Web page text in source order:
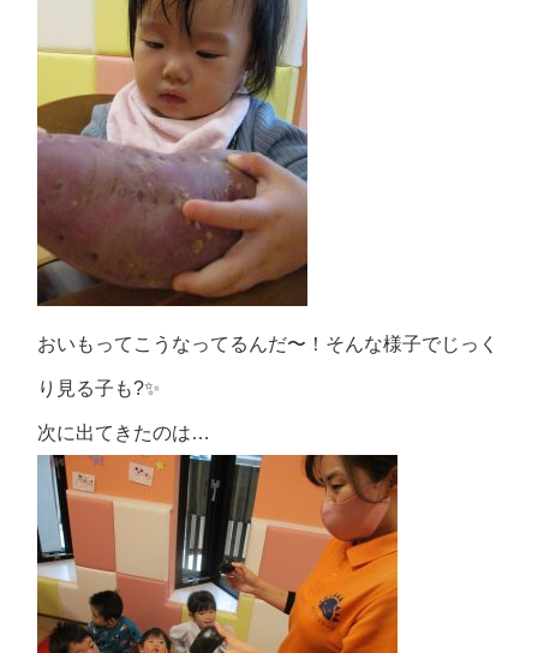
おいもってこうなってるんだ〜！そんな様子でじっく
り見る子も?✨
次に出てきたのは…